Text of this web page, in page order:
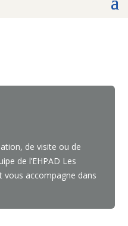
de visite ou de
de l’EHPAD Les
vous accompagne dans